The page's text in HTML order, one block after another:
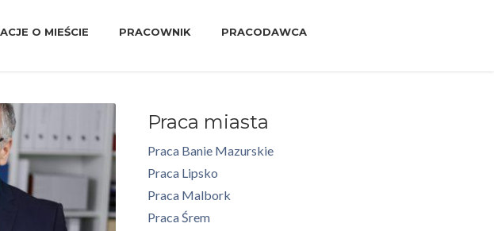
O MIEŚCIE PRACOWNIK PRACODAWCA
Praca miasta
Praca Banie Mazurskie
Praca Lipsko
Praca Malbork
Praca Śrem